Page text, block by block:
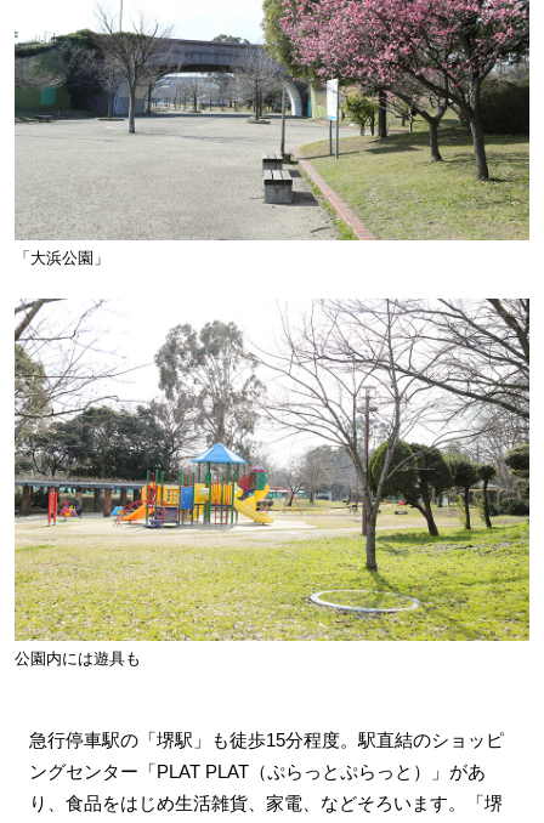
「大浜公園」
公園内には遊具も
急行停車駅の「堺駅」も徒歩15分程度。駅直結のショッピ
ングセンター「PLAT PLAT（ぷらっとぷらっと）」があ
り、食品をはじめ生活雑貨、家電、などそろいます。「堺